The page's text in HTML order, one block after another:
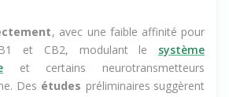
, avec une faible affinité pour
et CB2, modulant lesystème
et certains neurotransmetteurs